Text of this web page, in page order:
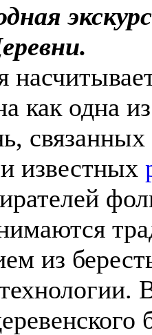
как одна
известных
из